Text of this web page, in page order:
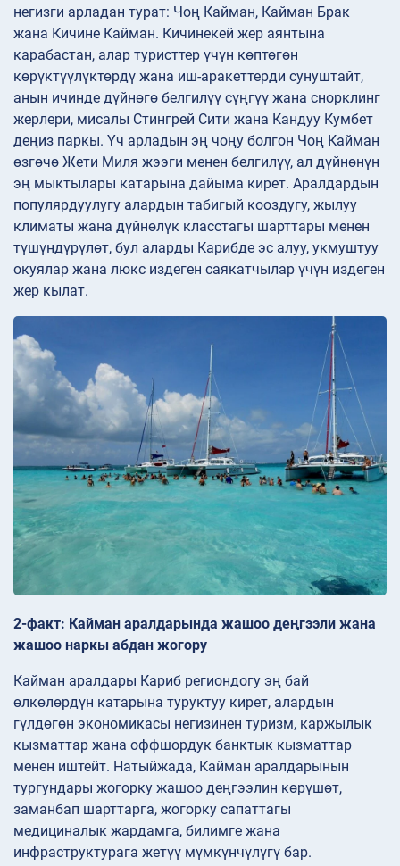
негизги арладан турат: Чоң Кайман, Кайман Брак
жана Кичине Кайман. Кичинекей жер аянтына
карабастан, алар туристтер үчүн көптөгөн
көрүктүүлүктөрдү жана иш-аракеттерди сунуштайт,
анын ичинде дүйнөгө белгилүү сүңгүү жана снорклинг
жерлери, мисалы Стингрей Сити жана Кандуу Кумбет
деңиз паркы. Үч арладын эң чоңу болгон Чоң Кайман
өзгөчө Жети Миля жээги менен белгилүү, ал дүйнөнүн
эң мыктылары катарына дайыма кирет. Аралдардын
популярдуулугу алардын табигый кооздугу, жылуу
климаты жана дүйнөлүк класстагы шарттары менен
түшүндүрүлөт, бул аларды Карибде эс алуу, укмуштуу
окуялар жана люкс издеген саякатчылар үчүн издеген
жер кылат.
2-факт: Кайман аралдарында жашоо деңгээли жана
жашоо наркы абдан жогору
Кайман аралдары Кариб региондогу эң бай
өлкөлөрдүн катарына туруктуу кирет, алардын
гүлдөгөн экономикасы негизинен туризм, каржылык
кызматтар жана оффшордук банктык кызматтар
менен иштейт. Натыйжада, Кайман аралдарынын
тургундары жогорку жашоо деңгээлин көрүшөт,
заманбап шарттарга, жогорку сапаттагы
медициналык жардамга, билимге жана
инфраструктурага жетүү мүмкүнчүлүгү бар.